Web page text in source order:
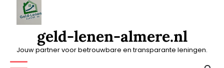
geld-lenen-almere.nl
Jouw partner voor betrouwbare en transparante leningen.